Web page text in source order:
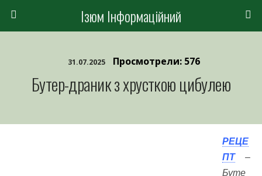
Ізюм Інформаційний
31.07.2025 Просмотрели: 576
Бутер-драник з хрусткою цибулею
РЕЦЕ
ПТ
–
Буте